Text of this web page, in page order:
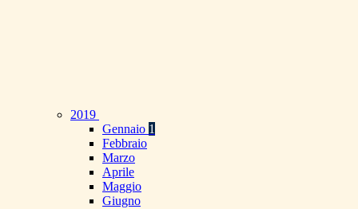
2019
Gennaio 1
Febbraio
Marzo
Aprile
Maggio
Giugno